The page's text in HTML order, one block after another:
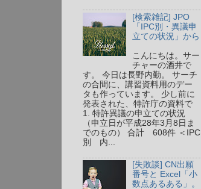
[検索雑記] JPO
「IPC別・異議申
立ての状況」から
こんにちは。サー
チャーの酒井で
す。 今日は長野内勤。 サーチ
の合間に、講習資料用のデー
タも作っています。 少し前に
発表された、特許庁の資料で
1. 特許異議の申立ての状況
（申立日が平成28年3月8日ま
でのもの） 合計 608件 ＜IPC
別 内...
[失敗談] CN出願
番号と Excel「小
数点あるある」。